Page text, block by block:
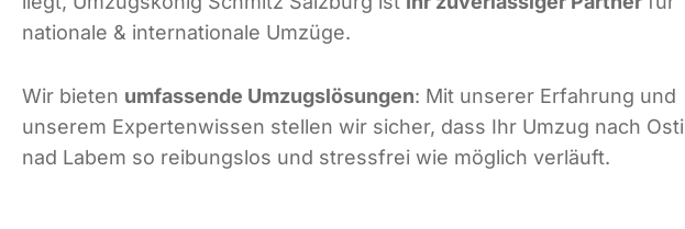
nationale & internationale Umzüge.
Wir bieten umfassende Umzugslösungen: Mit unserer Erfahrung und
unserem Expertenwissen stellen wir sicher, dass Ihr Umzug nach Osti
nad Labem so reibungslos und stressfrei wie möglich verläuft.